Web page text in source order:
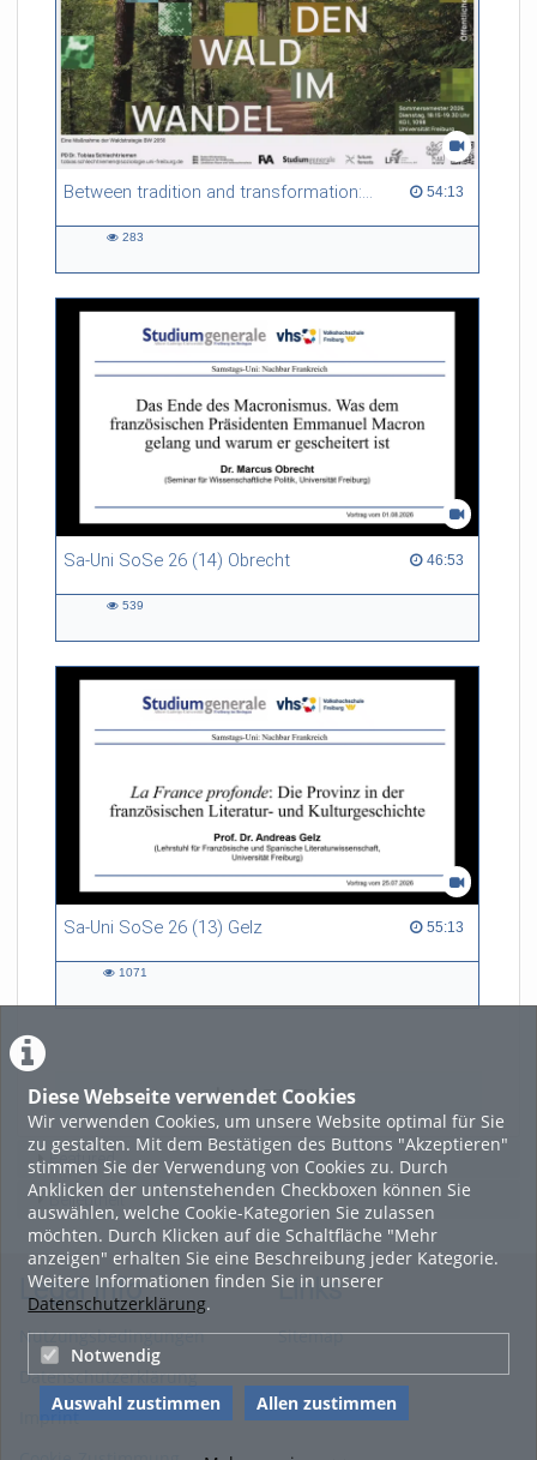
Diese Webseite verwendet Cookies
Wir verwenden Cookies, um unsere Website optimal für Sie
zu gestalten. Mit dem Bestätigen des Buttons "Akzeptieren"
stimmen Sie der Verwendung von Cookies zu. Durch
Anklicken der untenstehenden Checkboxen können Sie
auswählen, welche Cookie-Kategorien Sie zulassen
möchten. Durch Klicken auf die Schaltfläche "Mehr
anzeigen" erhalten Sie eine Beschreibung jeder Kategorie.
Weitere Informationen finden Sie in unserer
Datenschutzerklärung.
Notwendig
Auswahl zustimmen Allen zustimmen
Between tradition and transformation: how owners, advisers and institutions co-create knowledge for resilient forests in Europe 54:13
54:13 duration
283
Sa-Uni SoSe 26 (14) Obrecht 46:53
46:53 duration
539
Sa-Uni SoSe 26 (13) Gelz 55:13
55:13 duration
1071
LADE MEHR
Featured
Beliebtheit
Legal Info
Nutzungsbedingungen
Datenschutzerklärung
Imprint
Links
Sitemap